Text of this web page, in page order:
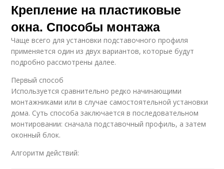
Пластиковые окна
Пластиковые
изделия
Фурнитура для
пластиковых окон
Крепление на пластиковые
окна. Способы монтажа
Чаще всего для установки подставочного профиля
применяется один из двух вариантов, которые будут
подробно рассмотрены далее.
Первый способ
Используется сравнительно редко начинающими
монтажниками или в случае самостоятельной установки
дома. Суть способа заключается в последовательном
монтировании: сначала подставочный профиль, а затем
оконный блок.
Алгоритм действий: